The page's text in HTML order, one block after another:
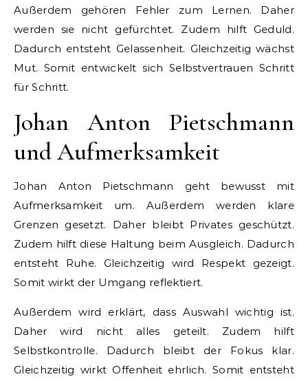
Außerdem gehören Fehler zum Lernen. Daher
werden sie nicht gefürchtet. Zudem hilft Geduld.
Dadurch entsteht Gelassenheit. Gleichzeitig wächst
Mut. Somit entwickelt sich Selbstvertrauen Schritt
für Schritt.
Johan Anton Pietschmann
und Aufmerksamkeit
Johan Anton Pietschmann geht bewusst mit
Aufmerksamkeit um. Außerdem werden klare
Grenzen gesetzt. Daher bleibt Privates geschützt.
Zudem hilft diese Haltung beim Ausgleich. Dadurch
entsteht Ruhe. Gleichzeitig wird Respekt gezeigt.
Somit wirkt der Umgang reflektiert.
Außerdem wird erklärt, dass Auswahl wichtig ist.
Daher wird nicht alles geteilt. Zudem hilft
Selbstkontrolle. Dadurch bleibt der Fokus klar.
Gleichzeitig wirkt Offenheit ehrlich. Somit entsteht